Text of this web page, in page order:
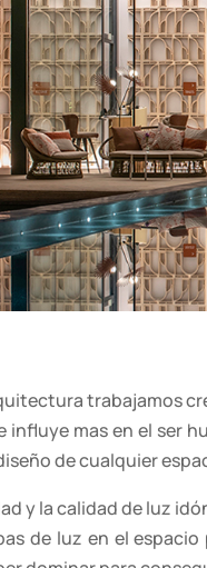
trabajamos
influye mas en el ser
de cualquier
y la calidad de luz
de luz en el